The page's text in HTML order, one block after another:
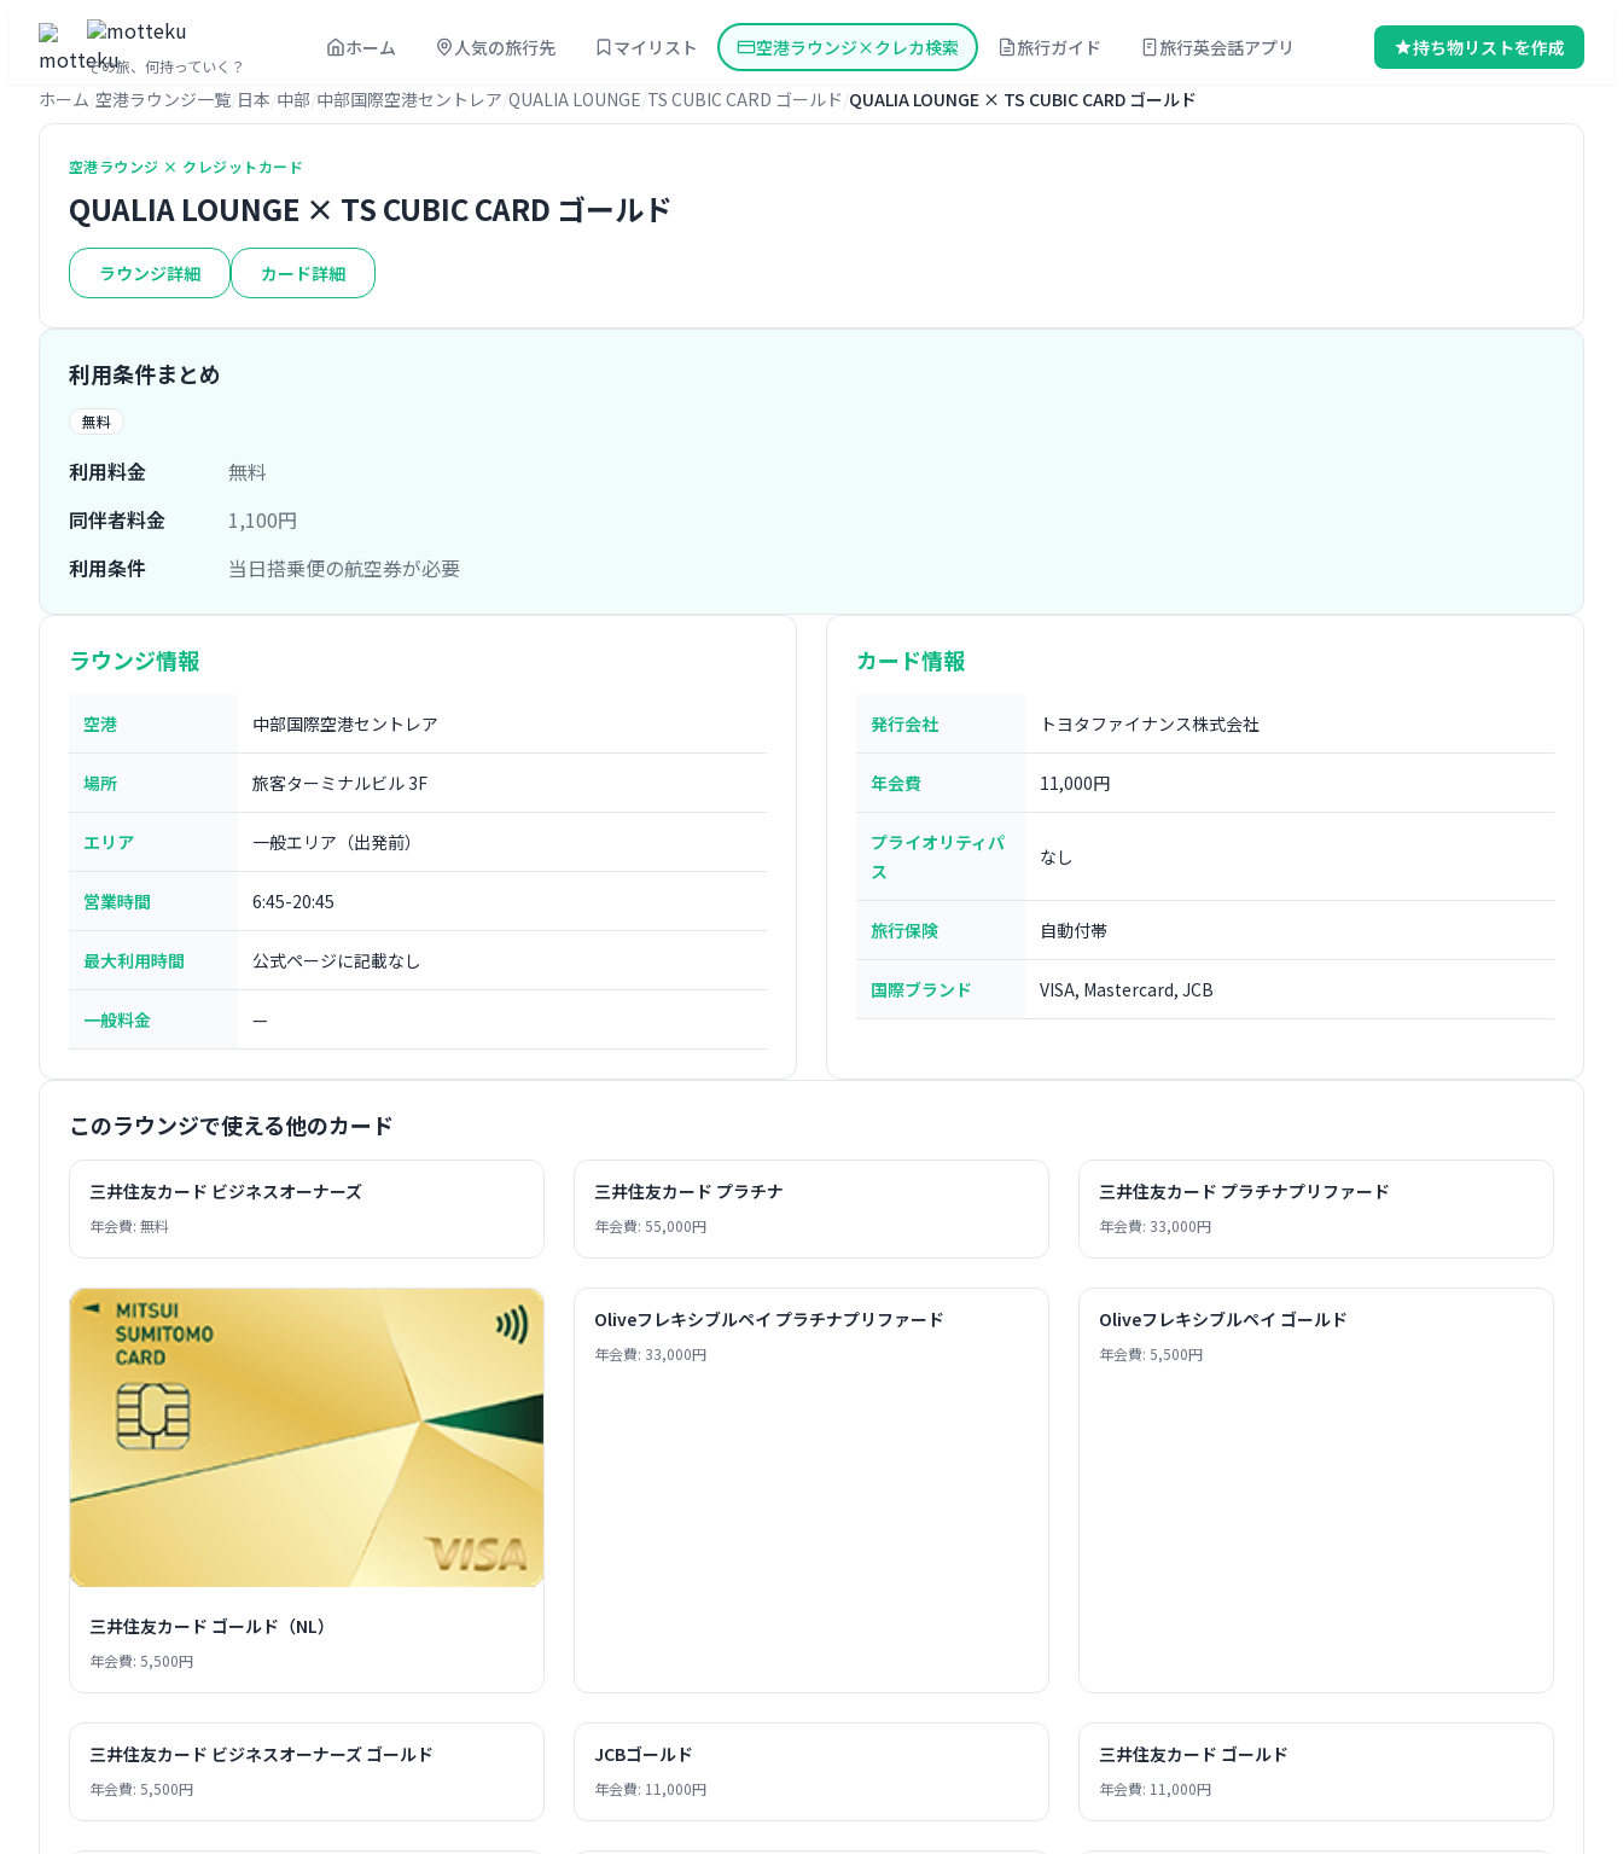
その旅、何持っていく？
ホーム 人気の旅行先 マイリスト 空港ラウンジ×クレカ検索 旅行ガイド 旅行英会話アプリ 持ち物リストを作成
ホーム 空港ラウンジ一覧 日本 中部 中部国際空港セントレア QUALIA LOUNGE TS CUBIC CARD ゴールド QUALIA LOUNGE × TS CUBIC CARD ゴールド
空港ラウンジ × クレジットカード
QUALIA LOUNGE × TS CUBIC CARD ゴールド
ラウンジ詳細 カード詳細
利用条件まとめ
無料
利用料金
無料
同伴者料金
1,100円
利用条件
当日搭乗便の航空券が必要
ラウンジ情報
空港 中部国際空港セントレア
場所 旅客ターミナルビル 3F
エリア 一般エリア（出発前）
営業時間 6:45-20:45
最大利用時間 公式ページに記載なし
一般料金 —
カード情報
発行会社 トヨタファイナンス株式会社
年会費 11,000円
プライオリティパ
ス
なし
旅行保険 自動付帯
国際ブランド VISA, Mastercard, JCB
このラウンジで使える他のカード
三井住友カード ビジネスオーナーズ
年会費: 無料
三井住友カード プラチナ
年会費: 55,000円
三井住友カード プラチナプリファード
年会費: 33,000円
三井住友カード ゴールド（NL）
年会費: 5,500円
Oliveフレキシブルペイ プラチナプリファード
年会費: 33,000円
Oliveフレキシブルペイ ゴールド
年会費: 5,500円
三井住友カード ビジネスオーナーズ ゴールド
年会費: 5,500円
JCBゴールド
年会費: 11,000円
三井住友カード ゴールド
年会費: 11,000円